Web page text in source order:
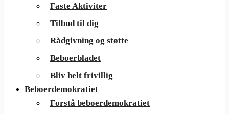
Faste Aktiviter
Tilbud til dig
Rådgivning og støtte
Beboerbladet
Bliv helt frivillig
Beboerdemokratiet
Forstå beboerdemokratiet